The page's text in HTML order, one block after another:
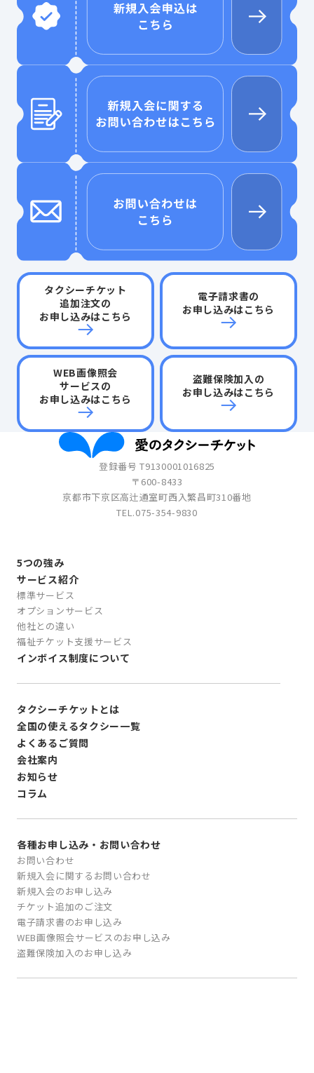
タクシーチケット
追加注文の
お申し込みはこちら
電子請求書の
お申し込みはこちら
WEB画像照会
サービスの
お申し込みはこちら
盗難保険加入の
お申し込みはこちら
登録番号 T9130001016825
〒600-8433
京都市下京区高辻通室町西入繁昌町310番地
TEL.075-354-9830
5つの強み
サービス紹介
標準サービス
オプションサービス
他社との違い
福祉チケット支援サービス
インボイス制度について
タクシーチケットとは
全国の使えるタクシー一覧
よくあるご質問
会社案内
お知らせ
コラム
各種お申し込み・お問い合わせ
お問い合わせ
新規入会に関するお問い合わせ
新規入会のお申し込み
チケット追加のご注文
電子請求書のお申し込み
WEB画像照会サービスのお申し込み
盗難保険加入のお申し込み